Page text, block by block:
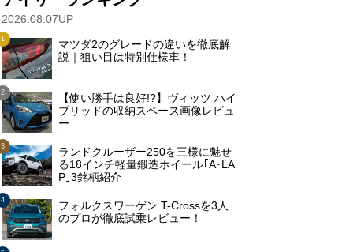
2026.08.07UP
マツダ2のグレードの違いを徹底解
説｜狙い目は特別仕様車！
【使い勝手は良好!?】ヴィッツ ハイ
ブリッドの収納スペース画像レビュ
ー
ランドクルーザー250を三様に魅せ
る18インチ軽量鍛造ホイール｢A･LA
P｣3銘柄紹介
フォルクスワーゲン T-Crossを3人
のプロが徹底試乗レビュー！